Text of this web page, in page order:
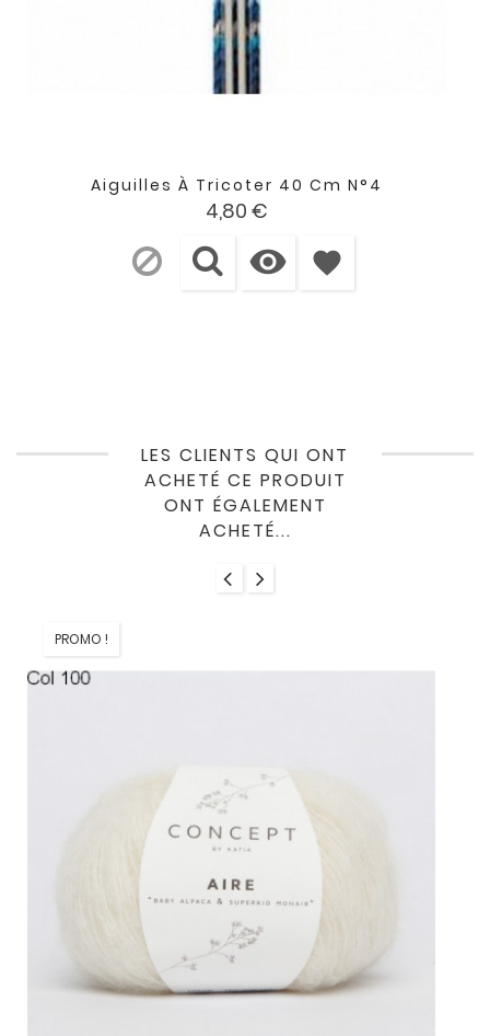
Aiguilles À Tricoter 40 Cm N°4
Prix
4,80 €
 favorite
LES CLIENTS QUI ONT
ACHETÉ CE PRODUIT
ONT ÉGALEMENT
ACHETÉ...
PROMO !